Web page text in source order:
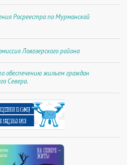
Росреестра по Мурманской
Ловозерского района
обеспечению жильем граждан
Севера.